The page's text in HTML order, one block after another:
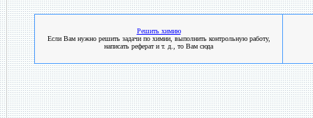
Решить химию
Если Вам нужно решить задачи по химии, выполнить контрольную работу,
написать реферат и т. д., то Вам сюда